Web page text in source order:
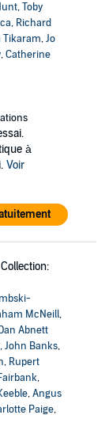
,Toby
, Richard
Tikaram,Jo
,Catherine
à
Voir
McNeill,
Dan Abnett
,John Banks,
, Rupert
,
,Angus
Paige,